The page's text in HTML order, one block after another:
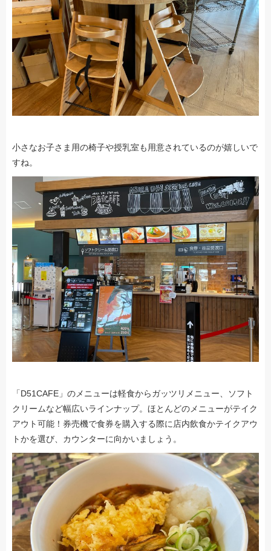
小さなお子さま用の椅子や授乳室も用意されているのが嬉しいで
すね。
「D51CAFE」のメニューは軽食からガッツリメニュー、ソフト
クリームなど幅広いラインナップ。ほとんどのメニューがテイク
アウト可能！券売機で食券を購入する際に店内飲食かテイクアウ
トかを選び、カウンターに向かいましょう。